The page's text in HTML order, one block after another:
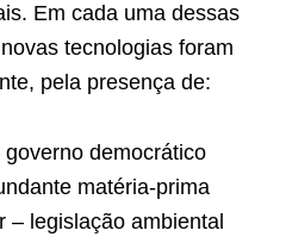
Em cada uma dessas
tecnologias foram
pela presença de:
democrático
matéria-prima
– legislação ambiental